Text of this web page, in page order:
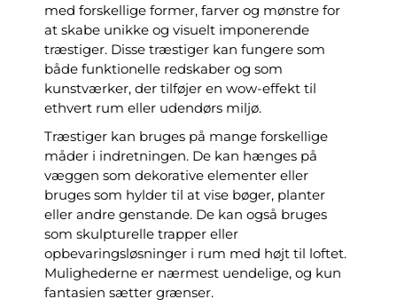
med forskellige former, farver og mønstre for
at skabe unikke og visuelt imponerende
træstiger. Disse træstiger kan fungere som
både funktionelle redskaber og som
kunstværker, der tilføjer en wow-effekt til
ethvert rum eller udendørs miljø.
Træstiger kan bruges på mange forskellige
måder i indretningen. De kan hænges på
væggen som dekorative elementer eller
bruges som hylder til at vise bøger, planter
eller andre genstande. De kan også bruges
som skulpturelle trapper eller
opbevaringsløsninger i rum med højt til loftet.
Mulighederne er nærmest uendelige, og kun
fantasien sætter grænser.